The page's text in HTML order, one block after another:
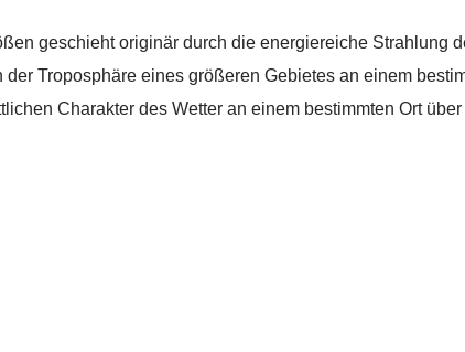
geschieht originär durch die energiereiche Strahlung
Troposphäre eines größeren Gebietes an einem
Charakter des Wetter an einem bestimmten Ort